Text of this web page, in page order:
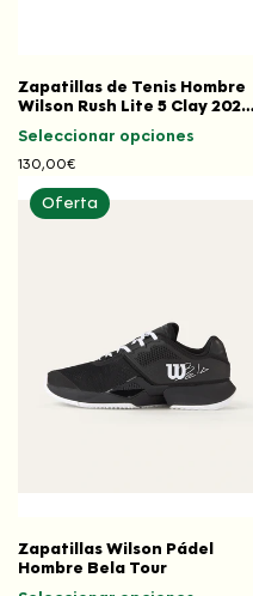
Zapatillas de Tenis Hombre
Wilson Rush Lite 5 Clay 2026
Bk/Wh
Seleccionar opciones
Precio
habitual
130,00€
Oferta
Zapatillas Wilson Pádel
Hombre Bela Tour